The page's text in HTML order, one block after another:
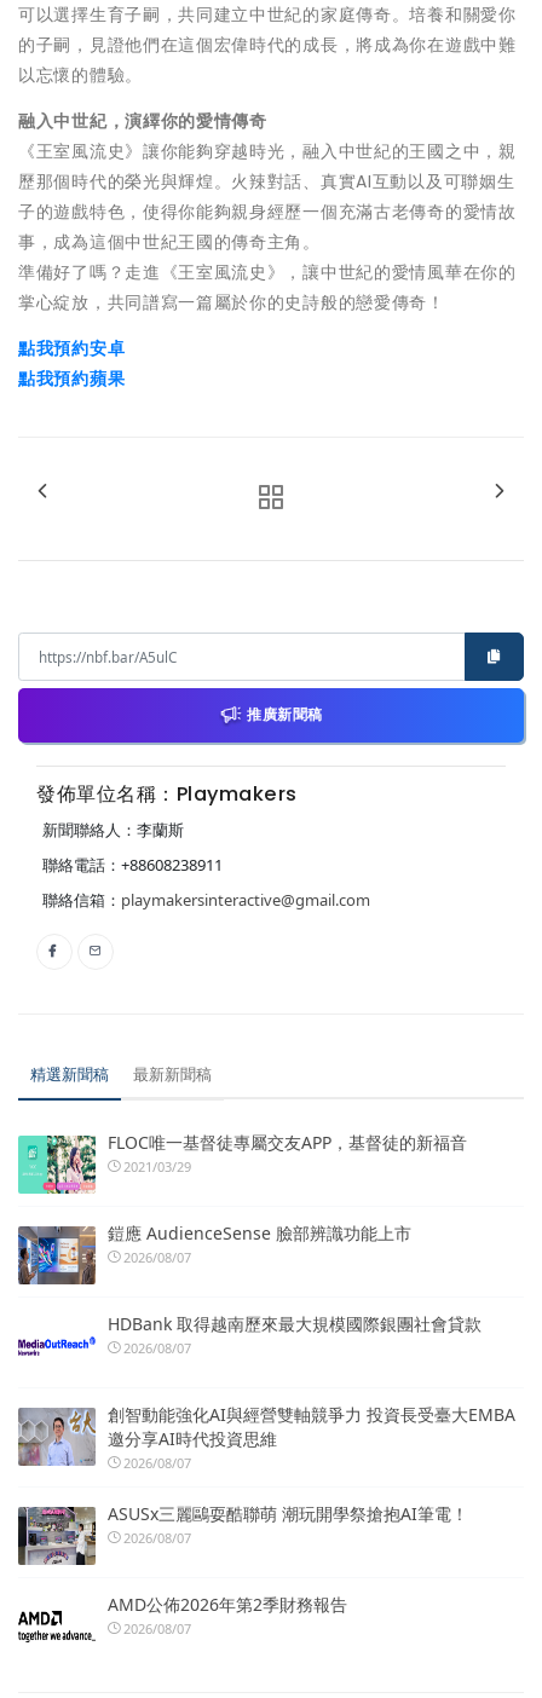
可以選擇生育子嗣，共同建立中世紀的家庭傳奇。培養和關愛你
的子嗣，見證他們在這個宏偉時代的成長，將成為你在遊戲中難
以忘懷的體驗。
融入中世紀，演繹你的愛情傳奇
《王室風流史》讓你能夠穿越時光，融入中世紀的王國之中，親
歷那個時代的榮光與輝煌。火辣對話、真實AI互動以及可聯姻生
子的遊戲特色，使得你能夠親身經歷一個充滿古老傳奇的愛情故
事，成為這個中世紀王國的傳奇主角。
準備好了嗎？走進《王室風流史》，讓中世紀的愛情風華在你的
掌心綻放，共同譜寫一篇屬於你的史詩般的戀愛傳奇！
點我預約安卓
點我預約蘋果
推廣新聞稿
發佈單位名稱：Playmakers
新聞聯絡人：李蘭斯
聯絡電話：+88608238911
聯絡信箱： playmakersinteractive@gmail.com
精選新聞稿 最新新聞稿
FLOC唯一基督徒專屬交友APP，基督徒的新福音
2021/03/29
鎧應 AudienceSense 臉部辨識功能上市
2026/08/07
HDBank 取得越南歷來最大規模國際銀團社會貸款
2026/08/07
創智動能強化AI與經營雙軸競爭力 投資長受臺大EMBA
邀分享AI時代投資思維
2026/08/07
ASUSx三麗鷗耍酷聯萌 潮玩開學祭搶抱AI筆電！
2026/08/07
AMD公佈2026年第2季財務報告
2026/08/07